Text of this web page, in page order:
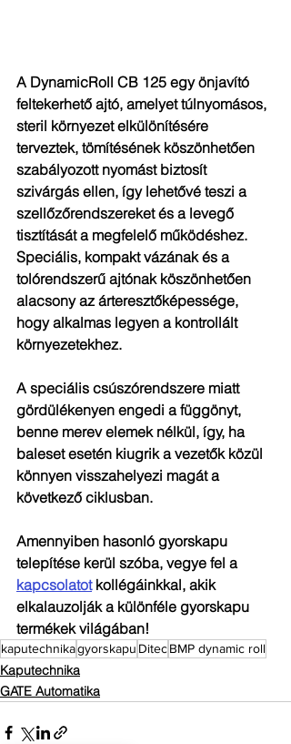
A DynamicRoll CB 125 egy önjavító
feltekerhető ajtó, amelyet túlnyomásos,
steril környezet elkülönítésére
terveztek, tömítésének köszönhetően
szabályozott nyomást biztosít
szivárgás ellen, így lehetővé teszi a
szellőzőrendszereket és a levegő
tisztítását a megfelelő működéshez.
Speciális, kompakt vázának és a
tolórendszerű ajtónak köszönhetően
alacsony az árteresztőképessége,
hogy alkalmas legyen a kontrollált
környezetekhez.
A speciális csúszórendszere miatt
gördülékenyen engedi a függönyt,
benne merev elemek nélkül, így, ha
baleset esetén kiugrik a vezetők közül
könnyen visszahelyezi magát a
következő ciklusban.
Amennyiben hasonló gyorskapu
telepítése kerül szóba, vegye fel a
kapcsolatot kollégáinkkal, akik
elkalauzolják a különféle gyorskapu
termékek világában!
kaputechnikagyorskapu DitecBMP dynamic roll
Kaputechnika
GATE Automatika